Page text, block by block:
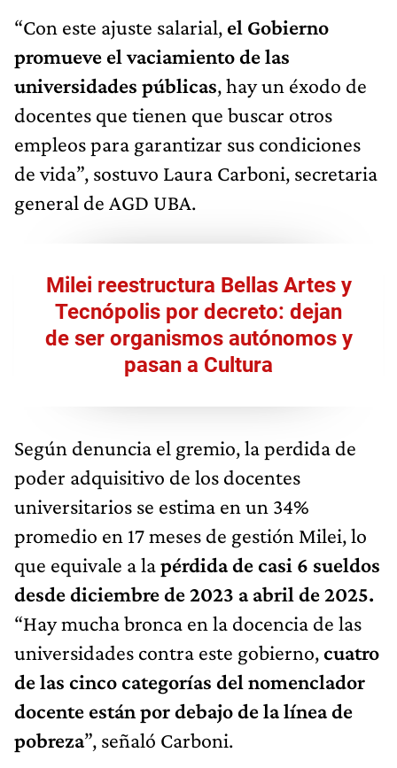
“Con este ajuste salarial, el Gobierno
promueve el vaciamiento de las
universidades públicas, hay un éxodo de
docentes que tienen que buscar otros
empleos para garantizar sus condiciones
de vida”, sostuvo Laura Carboni, secretaria
general de AGD UBA.
Milei reestructura Bellas Artes y
Tecnópolis por decreto: dejan
de ser organismos autónomos y
pasan a Cultura
Según denuncia el gremio, la perdida de
poder adquisitivo de los docentes
universitarios se estima en un 34%
promedio en 17 meses de gestión Milei, lo
que equivale a lapérdida de casi 6 sueldos
desde diciembre de 2023 a abril de 2025.
“Hay mucha bronca en la docencia de las
universidades contra este gobierno,cuatro
de las cinco categorías del nomenclador
docente están por debajo de la línea de
pobreza”, señaló Carboni.